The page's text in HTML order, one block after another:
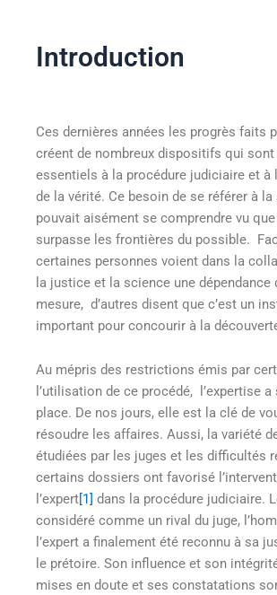
Introduction
Ces dernières années les progrès faits
créent de nombreux dispositifs qui sont
essentiels à la procédure judiciaire et à
de la vérité. Ce besoin de se référer à
pouvait aisément se comprendre vu
surpasse les frontières du possible.
certaines personnes voient dans la
la justice et la science une dépendance
mesure, d’autres disent que c’est un
important pour concourir à la
Au mépris des restrictions émis par
l’utilisation de ce procédé, l’expertise
place. De nos jours, elle est la clé de
résoudre les affaires. Aussi, la variété
étudiées par les juges et les difficultés
certains dossiers ont favorisé
l’expert [1] dans la procédure judiciaire.
considéré comme un rival du juge,
l’expert a finalement été reconnu à sa
le prétoire. Son influence et son
mises en doute et ses constatations